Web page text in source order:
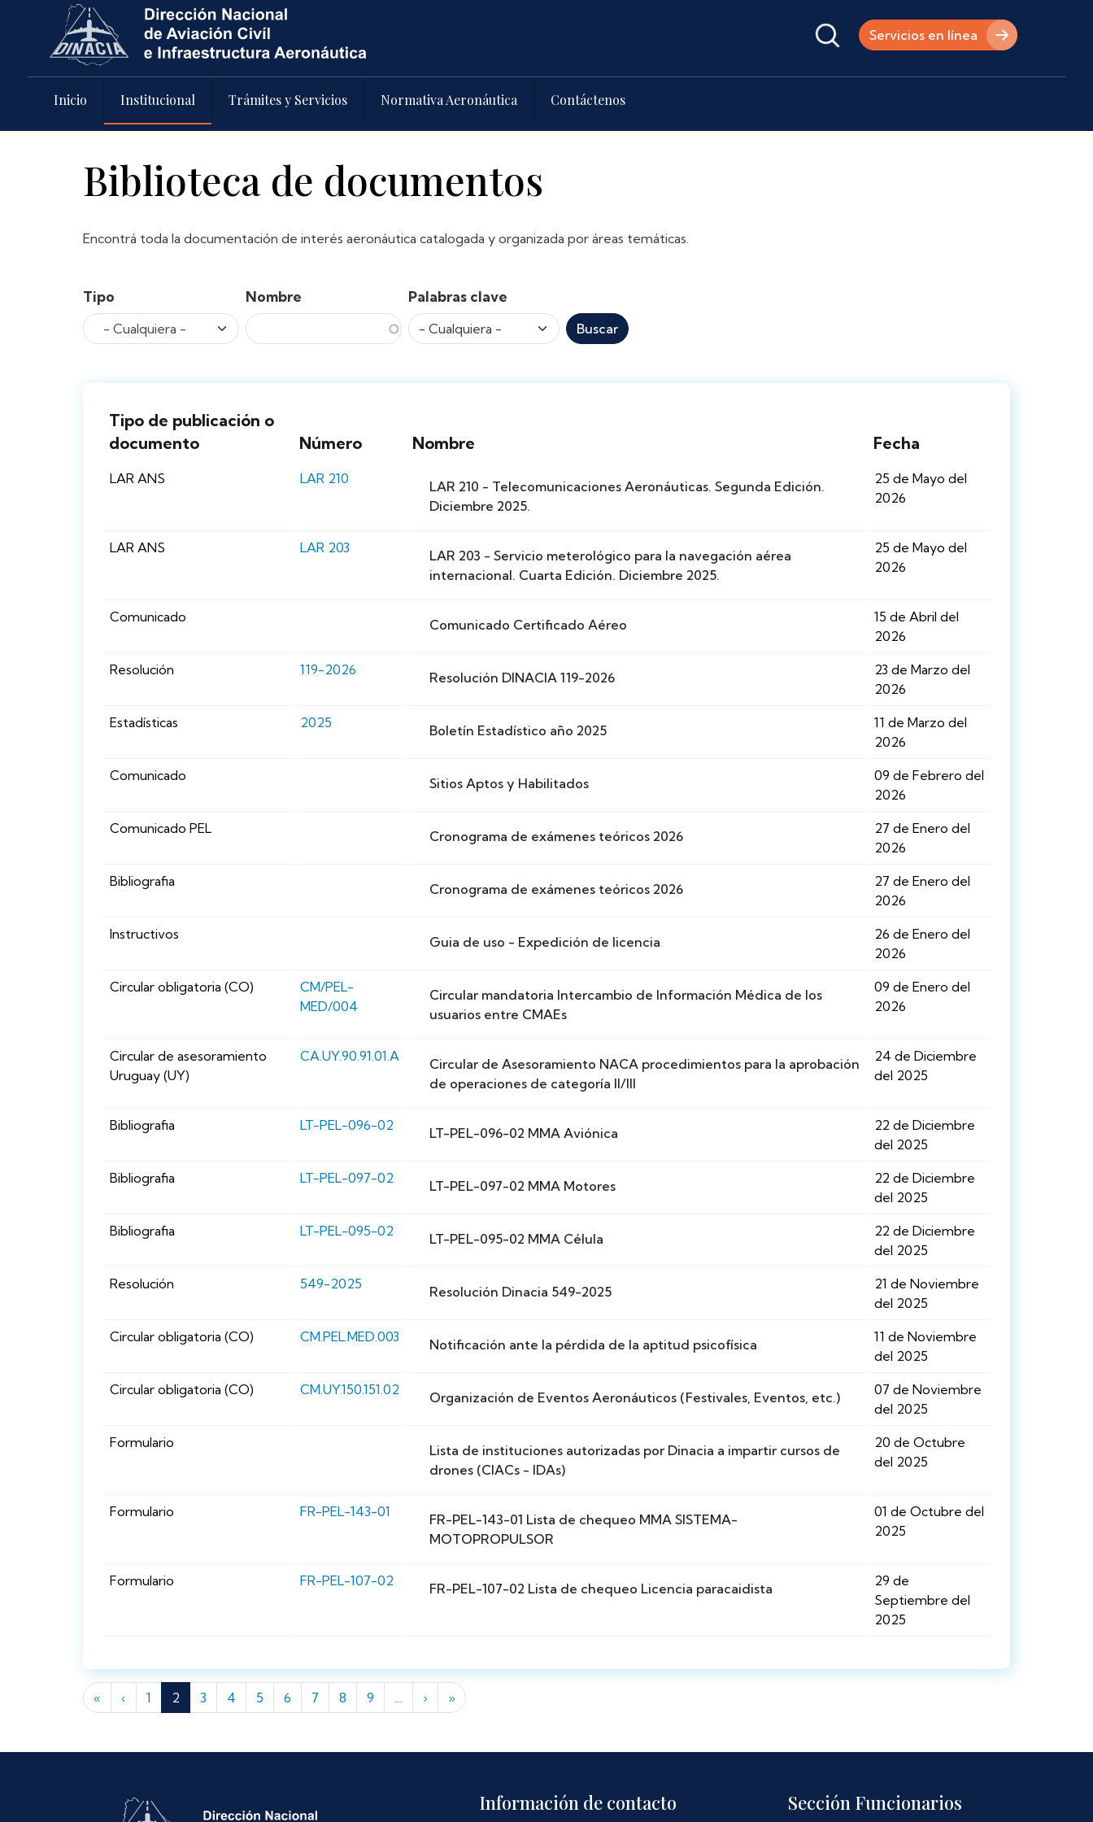
Pasar al contenido principal
Servicios en línea
Inicio Institucional Trámites y Servicios Normativa Aeronáutica Contáctenos
Biblioteca de documentos
Encontrá toda la documentación de interés aeronáutica catalogada y organizada por áreas temáticas.
Tipo
- Cualquiera -
Nombre Palabras clave
Buscar
Tipo de publicación o
documento
Número Nombre Fecha
LAR ANS LAR 210
LAR 210 - Telecomunicaciones Aeronáuticas. Segunda Edición.
Diciembre 2025.
25 de Mayo del
2026
LAR ANS LAR 203
LAR 203 - Servicio meterológico para la navegación aérea
internacional. Cuarta Edición. Diciembre 2025.
25 de Mayo del
2026
Comunicado Comunicado Certificado Aéreo
15 de Abril del
2026
Resolución 119-2026 Resolución DINACIA 119-2026
23 de Marzo del
2026
Estadísticas 2025 Boletín Estadístico año 2025
11 de Marzo del
2026
Comunicado Sitios Aptos y Habilitados
09 de Febrero del
2026
Comunicado PEL Cronograma de exámenes teóricos 2026
27 de Enero del
2026
Bibliografia Cronograma de exámenes teóricos 2026
27 de Enero del
2026
Instructivos Guia de uso - Expedición de licencia
26 de Enero del
2026
Circular obligatoria (CO)
CM/PEL-
MED/004
Circular mandatoria Intercambio de Información Médica de los
usuarios entre CMAEs
09 de Enero del
2026
Circular de asesoramiento
Uruguay (UY)
CA.UY.90.91.01.A
Circular de Asesoramiento NACA procedimientos para la aprobación
de operaciones de categoría II/III
24 de Diciembre
del 2025
Bibliografia LT-PEL-096-02 LT-PEL-096-02 MMA Aviónica
22 de Diciembre
del 2025
Bibliografia LT-PEL-097-02 LT-PEL-097-02 MMA Motores
22 de Diciembre
del 2025
Bibliografia LT-PEL-095-02 LT-PEL-095-02 MMA Célula
22 de Diciembre
del 2025
Resolución 549-2025 Resolución Dinacia 549-2025
21 de Noviembre
del 2025
Circular obligatoria (CO) CM.PEL.MED.003 Notificación ante la pérdida de la aptitud psicofísica
11 de Noviembre
del 2025
Circular obligatoria (CO) CM.UY.150.151.02 Organización de Eventos Aeronáuticos (Festivales, Eventos, etc.)
07 de Noviembre
del 2025
Formulario
Lista de instituciones autorizadas por Dinacia a impartir cursos de
drones (CIACs - IDAs)
20 de Octubre
del 2025
Formulario FR-PEL-143-01
FR-PEL-143-01 Lista de chequeo MMA SISTEMA-
MOTOPROPULSOR
01 de Octubre del
2025
Formulario FR-PEL-107-02 FR-PEL-107-02 Lista de chequeo Licencia paracaidista
29 de
Septiembre del
2025
Paginación
« Primera página
‹ Página anterior
1 2 3 4 5 6 7 8 9 … › Siguiente página
» Última página
Información de contacto Sección Funcionarios